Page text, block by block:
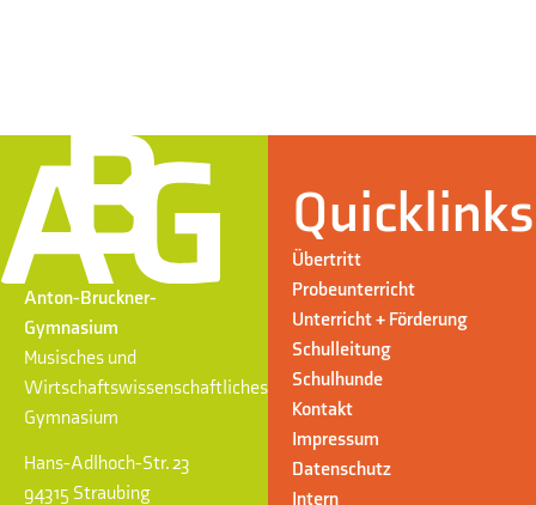
Anton-Bruckner-
Gymnasium
Musisches und
Wirtschaftswissenschaftliches
Gymnasium
Hans-Adlhoch-Str. 23
94315 Straubing
Quicklinks
Übertritt
Probeunterricht
Unterricht + Förderung
Schulleitung
Schulhunde
Kontakt
Impressum
Datenschutz
Intern